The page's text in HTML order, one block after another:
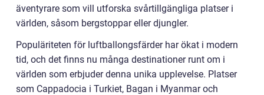
äventyrare som vill utforska svårtillgängliga platser i
världen, såsom bergstoppar eller djungler.
Populäriteten för luftballongsfärder har ökat i modern
tid, och det finns nu många destinationer runt om i
världen som erbjuder denna unika upplevelse. Platser
som Cappadocia i Turkiet, Bagan i Myanmar och